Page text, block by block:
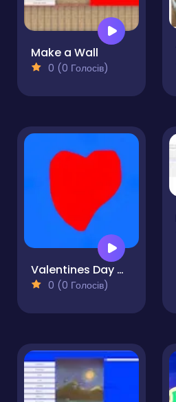
Make a Wall
0 (0 Голосів)
Valentines Day Clicker
0 (0 Голосів)